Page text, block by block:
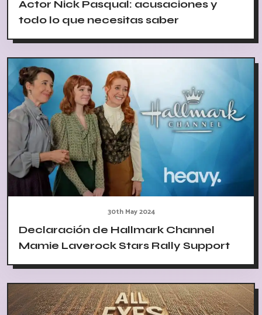
Actor Nick Pasqual: acusaciones y
todo lo que necesitas saber
30th May 2024
Declaración de Hallmark Channel
Mamie Laverock Stars Rally Support